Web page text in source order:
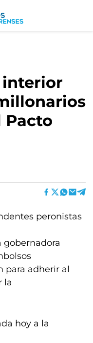
interior
Pacto
peronistas
gobernadora
para adherir al
la
hoy a la